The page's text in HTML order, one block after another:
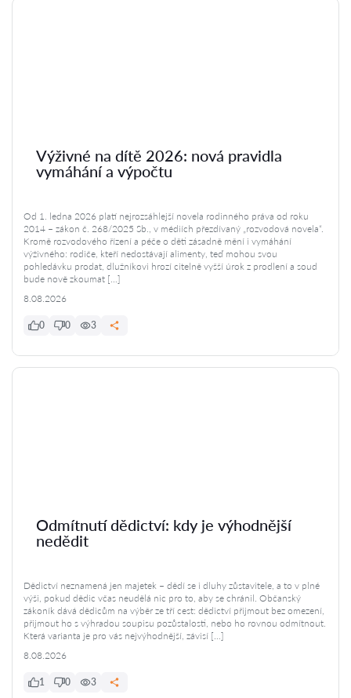
Výživné na dítě 2026: nová pravidla
vymáhání a výpočtu
Od 1. ledna 2026 platí nejrozsáhlejší novela rodinného práva od roku
2014 – zákon č. 268/2025 Sb., v médiích přezdívaný „rozvodová novela“.
Kromě rozvodového řízení a péče o děti zásadně mění i vymáhání
výživného: rodiče, kteří nedostávají alimenty, teď mohou svou
pohledávku prodat, dlužníkovi hrozí citelně vyšší úrok z prodlení a soud
bude nově zkoumat […]
8.08.2026
0 0 3
Odmítnutí dědictví: kdy je výhodnější
nedědit
Dědictví neznamená jen majetek – dědí se i dluhy zůstavitele, a to v plné
výši, pokud dědic včas neudělá nic pro to, aby se chránil. Občanský
zákoník dává dědicům na výběr ze tří cest: dědictví přijmout bez omezení,
přijmout ho s výhradou soupisu pozůstalosti, nebo ho rovnou odmítnout.
Která varianta je pro vás nejvýhodnější, závisí […]
8.08.2026
1 0 3